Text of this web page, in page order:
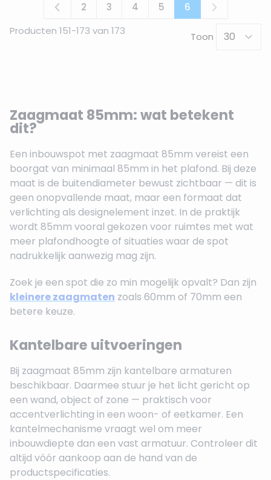
Producten 151-173 van 173
Pagina
2 Pagina
3 Pagina
4 Pagina
5 U lees
6
Toon
Zaagmaat 85mm: wat betekent
dit?
Een inbouwspot met zaagmaat 85mm vereist een
boorgat van minimaal 85mm in het plafond. Bij deze
maat is de buitendiameter bewust zichtbaar — dit is
geen onopvallende maat, maar een formaat dat
verlichting als designelement inzet. In de praktijk
wordt 85mm vooral gekozen voor ruimtes met wat
meer plafondhoogte of situaties waar de spot
nadrukkelijk aanwezig mag zijn.
Zoek je een spot die zo min mogelijk opvalt? Dan zijn
kleinere zaagmaten zoals 60mm of 70mm een
betere keuze.
Kantelbare uitvoeringen
Bij zaagmaat 85mm zijn kantelbare armaturen
beschikbaar. Daarmee stuur je het licht gericht op
een wand, object of zone — praktisch voor
accentverlichting in een woon- of eetkamer. Een
kantelmechanisme vraagt wel om meer
inbouwdiepte dan een vast armatuur. Controleer dit
altijd vóór aankoop aan de hand van de
productspecificaties.